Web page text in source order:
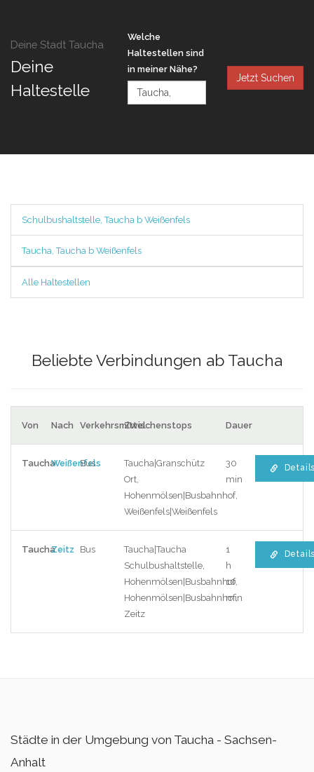
Deine Stadt Taucha
Deine
Haltestelle
Welche
Haltestellen sind
in meiner Nähe?
Jetzt Suchen
Schulbushaltstelle, Taucha b Weißenfels
Taucha, Taucha b Weißenfels
Alle Haltestellen
Beliebte Verbindungen ab Taucha
Von Nach VerkehrsmittelZwischenstops Dauer
TauchaWeißenfels
Bus
Taucha|Granschütz
Ort,
Hohenmölsen|Busbahnhof,
Weißenfels|Weißenfels
30
min
TauchaZeitz Bus
Taucha|Taucha
Schulbushaltstelle,
Hohenmölsen|Busbahnhof,
Hohenmölsen|Busbahnhof,
Zeitz
1
h
10
min
Städte in der Umgebung von Taucha - Sachsen-
Anhalt